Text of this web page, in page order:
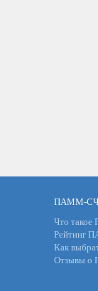
ПАММ-
Что
Рейтинг
Как
Отзывы о